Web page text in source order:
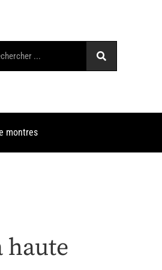
montres
haute